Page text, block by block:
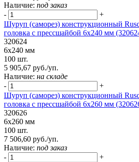
Наличие: под заказ
-
+
Шуруп (саморез) конструкционный
головка с прессшайбой 6х240 мм
320624
6х240 мм
100 шт.
5 905,67 руб./уп.
Наличие: на складе
-
+
Шуруп (саморез) конструкционный
головка с прессшайбой 6х260 мм
320626
6х260 мм
100 шт.
7 506,60 руб./уп.
Наличие: под заказ
-
+